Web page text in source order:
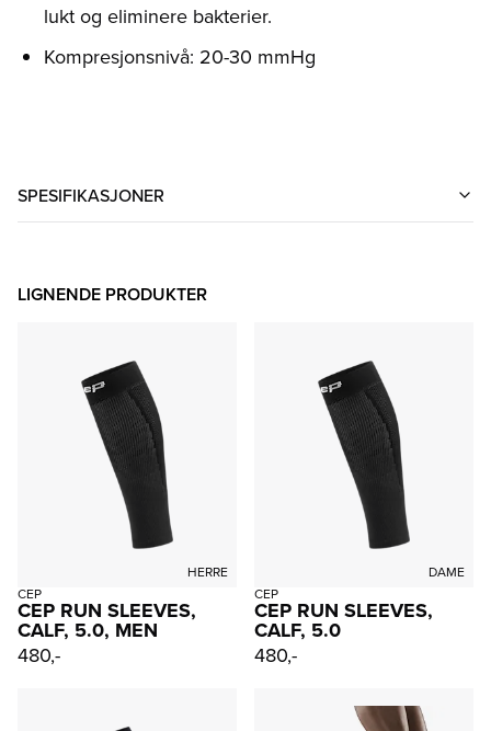
lukt og eliminere bakterier.
Kompresjonsnivå: 20-30 mmHg
SPESIFIKASJONER
LIGNENDE PRODUKTER
HERRE
CEP
CEP RUN SLEEVES,
CALF, 5.0, MEN
480,-
DAME
CEP
CEP RUN SLEEVES,
CALF, 5.0
480,-